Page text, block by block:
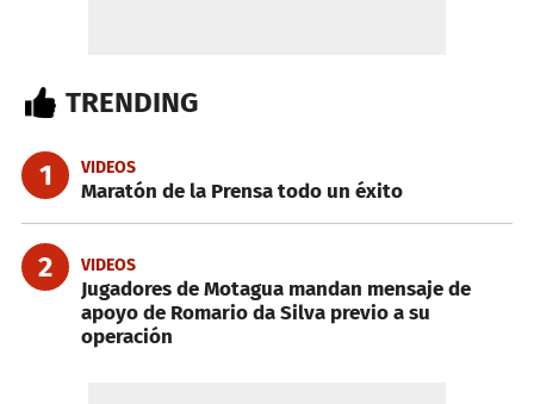
TRENDING
1 VIDEOS
Maratón de la Prensa todo un éxito
2 VIDEOS
Jugadores de Motagua mandan mensaje de
apoyo de Romario da Silva previo a su
operación